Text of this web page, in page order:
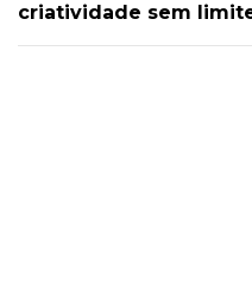
criatividade sem